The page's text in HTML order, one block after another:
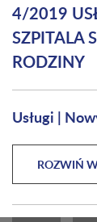
4/2019
SZPITALA
RODZINY
Usługi |
ROZWIŃ